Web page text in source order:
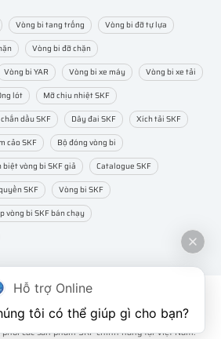
Vòng bi tang trống
Vòng bi đỡ tự lựa
Vòng bi đỡ chặn
Vòng bi YAR Vòng bi xe máy
Vòng bi xe tải
lót
Mỡ chịu nhiệt SKF
dầu SKF Dây đai SKF
Xích tải SKF
cảo SKF
Bộ đóng vòng bi
biệt vòng bi SKF giả
Catalogue SKF
SKF
Vòng bi SKF
vòng bi SKF bán chạy
ANH. ® All rights reserved - Vui lòng không sao
đồng ý của chúng tôi.
vòng bi bạc đạn SKF chính hãng -SKF
các sản phẩm SKF chính hãng tại Việt Nam.
Hỗ trợ Online
tôi có thể giúp gì cho bạn?